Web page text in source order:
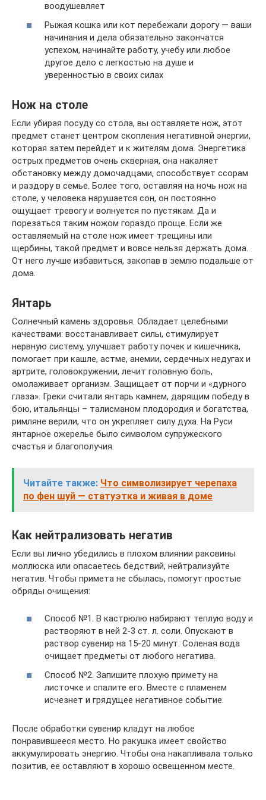
воодушевляет
Рыжая кошка или кот перебежали дорогу — ваши
начинания и дела обязательно закончатся
успехом, начинайте работу, учебу или любое
другое дело с легкостью на душе и
уверенностью в своих силах
Нож на столе
Если убирая посуду со стола, вы оставляете нож, этот
предмет станет центром скопления негативной энергии,
которая затем перейдет и к жителям дома. Энергетика
острых предметов очень скверная, она накаляет
обстановку между домочадцами, способствует ссорам
и раздору в семье. Более того, оставляя на ночь нож на
столе, у человека нарушается сон, он постоянно
ощущает тревогу и волнуется по пустякам. Да и
порезаться таким ножом гораздо проще. Если же
оставляемый на столе нож имеет трещины или
щербины, такой предмет и вовсе нельзя держать дома.
От него лучше избавиться, закопав в землю подальше от
дома.
Янтарь
Солнечный камень здоровья. Обладает целебными
качествами: восстанавливает силы, стимулирует
нервную систему, улучшает работу почек и кишечника,
помогает при кашле, астме, анемии, сердечных недугах и
артрите, головокружении, лечит головную боль,
омолаживает организм. Защищает от порчи и «дурного
глаза». Греки считали янтарь камнем, дарящим победу в
бою, итальянцы – талисманом плодородия и богатства,
римляне верили, что он укрепляет силу духа. На Руси
янтарное ожерелье было символом супружеского
счастья и благополучия.
Читайте также: Что символизирует черепаха
по фен шуй — статуэтка и живая в доме
Как нейтрализовать негатив
Если вы лично убедились в плохом влиянии раковины
моллюска или опасаетесь бедствий, нейтрализуйте
негатив. Чтобы примета не сбылась, помогут простые
обряды очищения:
Способ №1. В кастрюлю набирают теплую воду и
растворяют в ней 2-3 ст. л. соли. Опускают в
раствор сувенир на 15-20 минут. Соленая вода
очищает предметы от любого негатива.
Способ №2. Запишите плохую примету на
листочке и спалите его. Вместе с пламенем
исчезнет и грядущее негативное событие.
После обработки сувенир кладут на любое
понравившееся место. Но ракушка имеет свойство
аккумулировать энергию. Чтобы она накапливала только
позитив, ее оставляют в хорошо освещенном месте.